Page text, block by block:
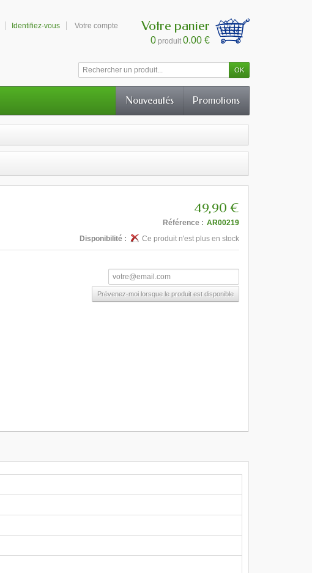
Identifiez-vous Votre compte Votre panier
0 produit 0.00 €
Promotions
Nouveautés
49,90 €
Référence : AR00219
Disponibilité :
Ce produit n'est plus en stock
Prévenez-moi lorsque le produit est disponible